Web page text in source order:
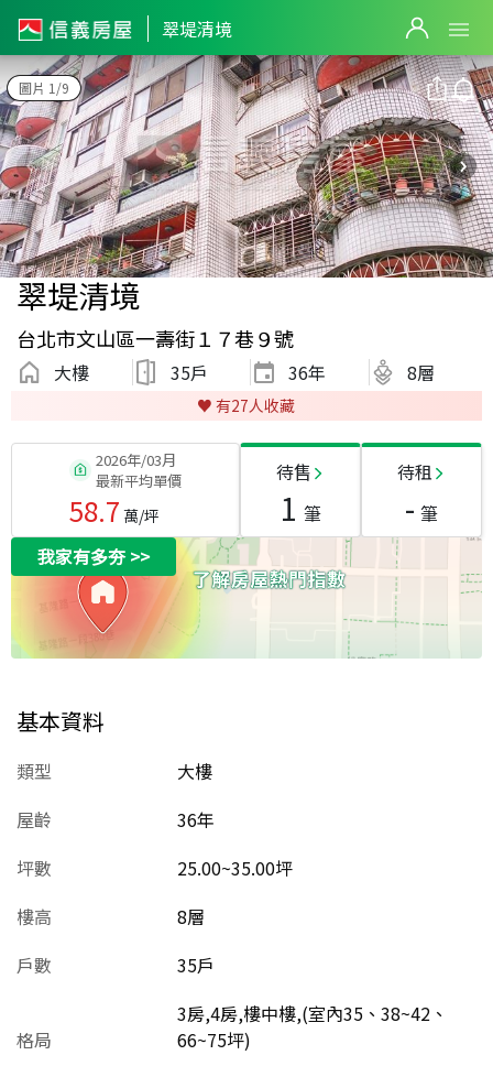
翠堤清境
圖片 1/9
翠堤清境
台北市文山區一壽街１７巷９號
大樓 35戶 36年 8層
♥️ 有27人收藏
2026年/03月
最新平均單價
58.7 萬/坪
待售
1 筆
待租
- 筆
我家有多夯>>
基本資料
類型
大樓
屋齡
36年
坪數
25.00~35.00坪
樓高
8層
戶數
35戶
格局
3房,4房,樓中樓,(室內35、38~42、
66~75坪)